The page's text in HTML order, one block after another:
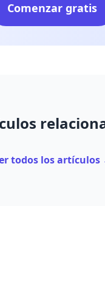
Comenzar gratis
todos los artículos